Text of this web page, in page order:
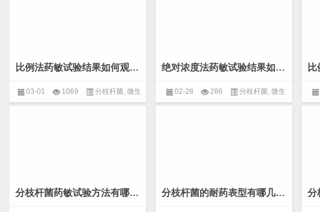
比例法药敏试验结果如何观察及报告？(微生物 分枝杆菌)
03-01 1069 分枝杆菌 ,微生
绝对浓度法药敏试验结果如何观察及报告？(微生物 分枝杆菌)
02-28 286 分枝杆菌 微生
分枝杆菌药敏试验方法有哪几种？(微生物 分枝杆菌) 分枝杆菌的耐药表型有哪几种？(微生物 分枝杆菌)